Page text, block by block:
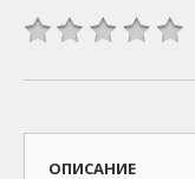
ОПИСАНИЕ